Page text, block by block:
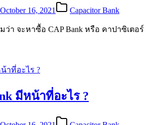
October 16, 2021 Capacitor Bank
า จะหาซื้อ CAP Bank หรือ คาปาซิเตอร์
มีหน้าที่อะไร ?